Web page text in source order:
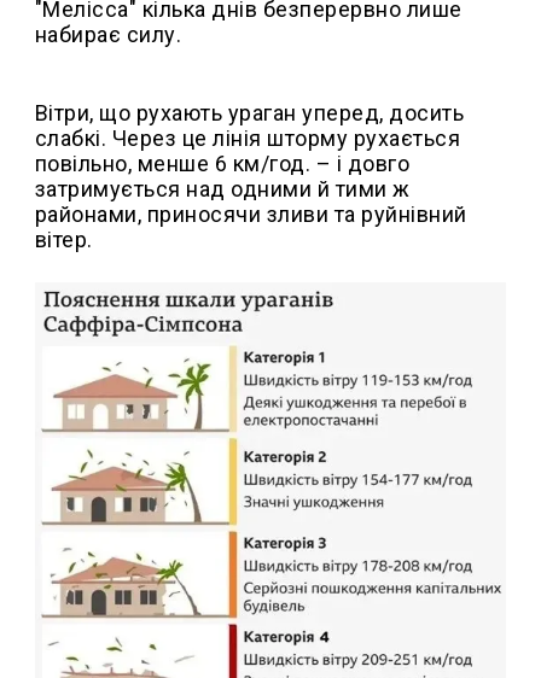
"Мелісса" кілька днів безперервно лише
набирає силу.
Вітри, що рухають ураган уперед, досить
слабкі. Через це лінія шторму рухається
повільно, менше 6 км/год. – і довго
затримується над одними й тими ж
районами, приносячи зливи та руйнівний
вітер.